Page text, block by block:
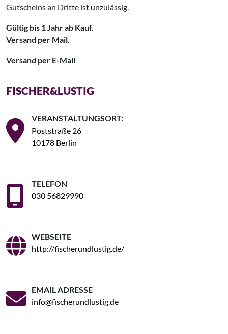
Gutscheins an Dritte ist unzulässig.
Gültig bis 1 Jahr ab Kauf.
Versand per Mail.
Versand per E-Mail
FISCHER&LUSTIG
VERANSTALTUNGSORT:
Poststraße 26
10178 Berlin
TELEFON
030 56829990
WEBSEITE
http://fischerundlustig.de/
EMAIL ADRESSE
info@fischerundlustig.de